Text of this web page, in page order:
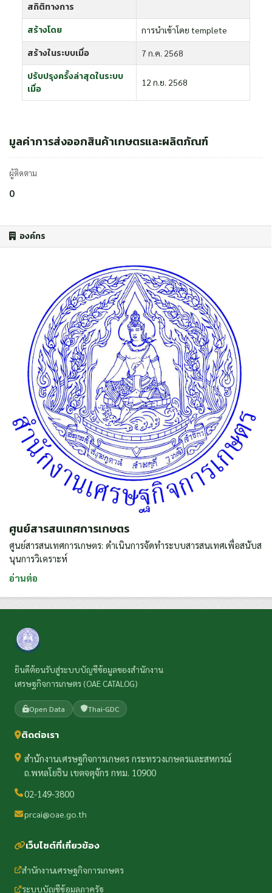
มูลค่าการส่งออกสินค้าเกษตรและผลิตภัณฑ์
ผู้ติดตาม
0
องค์กร
ศูนย์สารสนเทศการเกษตร
ศูนย์สารสนเทศการเกษตร: ดำเนินการจัดทำระบบสารสนเทศเพื่อสนับส
นุนการวิเคราะห์
อ่านต่อ
สถิติทางการ
สร้างโดย
การนำเข้าโดย templete
สร้างในระบบเมื่อ 7 ก.ค. 2568
ปรับปรุงครั้งล่าสุดในระบบ
เมื่อ
12 ก.ย. 2568
ยินดีต้อนรับสู่ระบบบัญชีข้อมูลของสำนักงาน
เศรษฐกิจการเกษตร (OAE CATALOG)
Open Data Thai-GDC
ติดต่อเรา
สำนักงานเศรษฐกิจการเกษตร กระทรวงเกษตรและสหกรณ์
ถ.พหลโยธิน เขตจตุจักร กทม. 10900
02-149-3800
prcai@oae.go.th
เว็บไซต์ที่เกี่ยวข้อง
สำนักงานเศรษฐกิจการเกษตร
ระบบบัญชีข้อมูลภาครัฐ